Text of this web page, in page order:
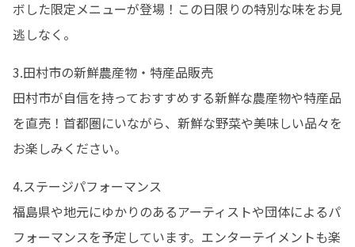
ボした限定メニューが登場！この日限りの特別な味をお見
逃しなく。
3.田村市の新鮮農産物・特産品販売
田村市が自信を持っておすすめする新鮮な農産物や特産品
を直売！首都圏にいながら、新鮮な野菜や美味しい品々を
お楽しみください。
4.ステージパフォーマンス
福島県や地元にゆかりのあるアーティストや団体によるパ
フォーマンスを予定しています。エンターテイメントも楽